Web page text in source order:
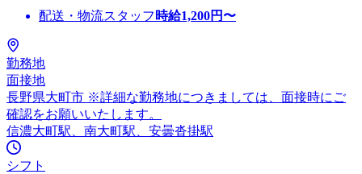
配送・物流スタッフ 時給1,200円〜
勤務地
面接地
長野県大町市 ※詳細な勤務地につきましては、面接時にご
確認をお願いいたします。
信濃大町駅、南大町駅、安曇沓掛駅
シフト